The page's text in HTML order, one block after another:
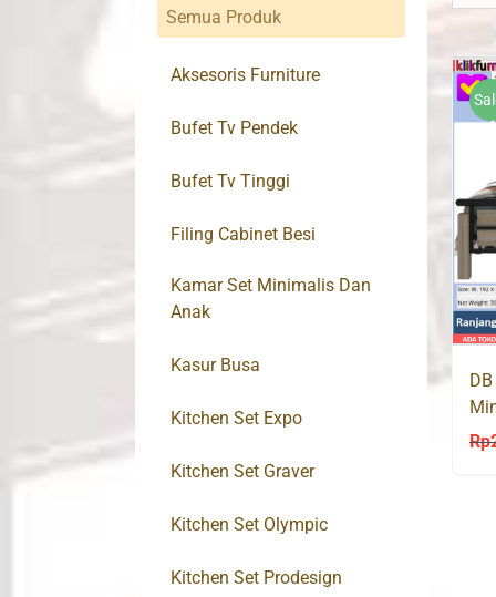
Rp
Semua Produk
Aksesoris Furniture
Bufet Tv Pendek
Bufet Tv Tinggi
Filing Cabinet Besi
Kamar Set Minimalis Dan
Anak
Kasur Busa
Kitchen Set Expo
Kitchen Set Graver
Kitchen Set Olympic
Kitchen Set Prodesign